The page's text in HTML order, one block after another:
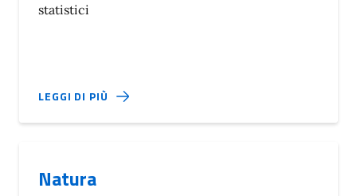
statistici
LEGGI DI PIÙ
Natura